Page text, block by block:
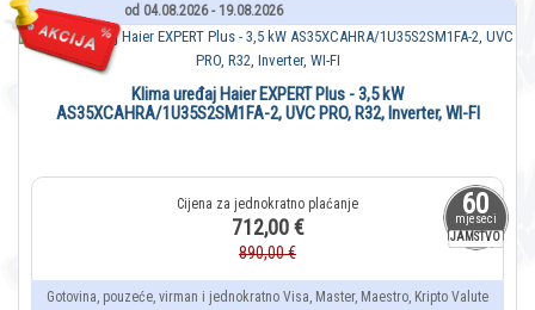
od 04.08.2026 - 19.08.2026
60
mjeseci
JAMSTVO
Klima uređaj Haier EXPERT Plus - 3,5 kW
AS35XCAHRA/1U35S2SM1FA-2, UVC PRO, R32, Inverter, WI-FI
712,00 €
890,00 €
Gotovina, pouzeće, virman i jednokratno Visa, Master, Maestro, Kripto Valute